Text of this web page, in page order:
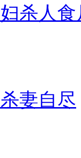
杀人食
妻自尽